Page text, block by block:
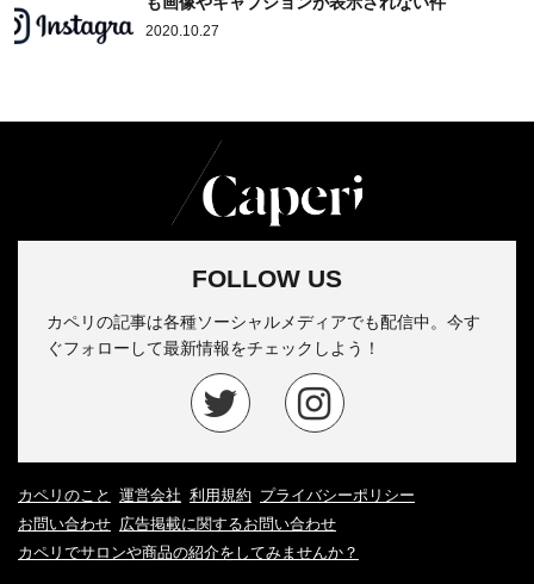
2020.10.27
FOLLOW US
カペリの記事は各種ソーシャルメディアでも配信中。今す
ぐフォローして最新情報をチェックしよう！
カペリのこと 運営会社 利用規約 プライバシーポリシー
お問い合わせ 広告掲載に関するお問い合わせ
カペリでサロンや商品の紹介をしてみませんか？